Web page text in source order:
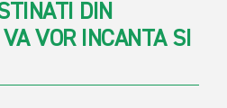
DIN
VOR INCANTA SI